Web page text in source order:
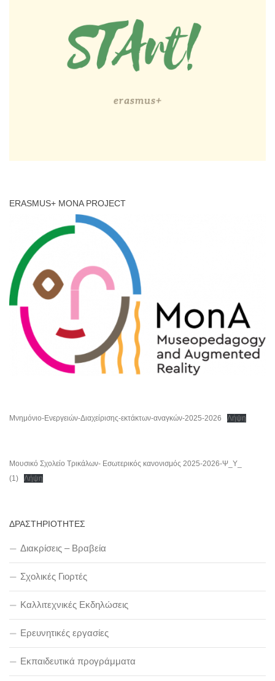
ERASMUS+ MONA PROJECT
Μνημόνιο-Ενεργειών-Διαχείρισης-εκτάκτων-αναγκών-2025-2026 Λήψη
Μουσικό Σχολείο Τρικάλων- Εσωτερικός κανονισμός 2025-2026-Ψ_Υ_
(1)
Λήψη
ΔΡΑΣΤΗΡΙΟΤΗΤΕΣ
Διακρίσεις – Βραβεία
Σχολικές Γιορτές
Καλλιτεχνικές Εκδηλώσεις
Ερευνητικές εργασίες
Εκπαιδευτικά προγράμματα